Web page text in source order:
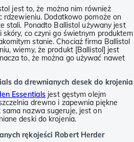
jest to, że można nim również
rdzewieniu. Dodatkowo pomoże on
stali. Ponadto Ballistol używany jest
co czyni go świetnym produktem
stanie. Chociaż firma Ballistol
wiemy, że produkt [Ballistol] jest
to, że można go używać nawet
do drewnianych desek do krojenia
Essentials jest gęstym olejm
drewno i zapewnia piękne
sama nazwa sugeruje, jest on
deski do krojenia.
rękojeści Robert Herder